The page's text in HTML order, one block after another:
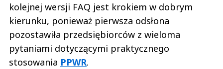
kolejnej wersji FAQ jest krokiem w dobrym
kierunku, ponieważ pierwsza odsłona
pozostawiła przedsiębiorców z wieloma
pytaniami dotyczącymi praktycznego
stosowania PPWR.